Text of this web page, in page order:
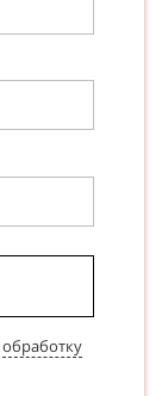
обработку